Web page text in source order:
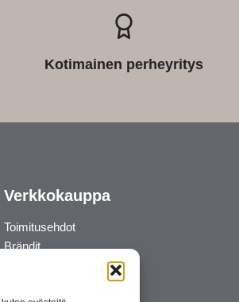
Kotimainen perheyritys
Verkkokauppa
Toimitusehdot
Brändit